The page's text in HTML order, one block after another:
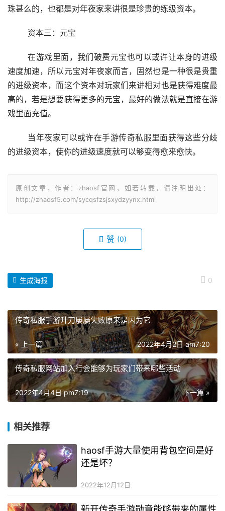
珠甚么的，也都是对年夜家来讲很是珍贵的练级资本。
	资本三：元宝
	在游戏里面，我们破费元宝也可以或许让本身的进级
速度加速，所以元宝对年夜家而言，固然也是一种很是贵重
的进级资本，而这个资本对玩家们来讲相对也是获得难度最
高的，若是想要获得更多的元宝，最好的做法就是直接在游
戏里面充值。
的进级资本，使你的进级速度就可以够变得愈来愈快。
原创文章，作者：zhaosf官网，如若转载，请注明出处：
http://zhaosf5.com/sycqsfzsjsxydzyynx.html
赞 (0)
0
生成海报
传奇私服手游升刀屡屡失败原来是因为它
« 上一篇 2022年4月2日 am7:20
传奇私服网站加入行会能够为玩家们带来哪些活动
下一篇 »
2022年4月4日 pm7:19
相关推荐
haosf手游大量使用背包空间是好
还是坏？
2022年12月12日